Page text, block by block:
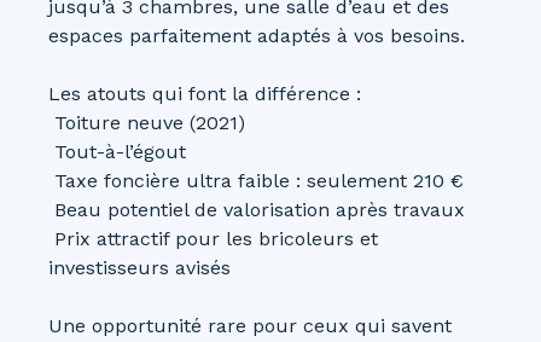
jusqu’à 3 chambres, une salle d’eau et des
espaces parfaitement adaptés à vos besoins.
Les atouts qui font la différence :
Toiture neuve (2021)
Tout-à-l’égout
Taxe foncière ultra faible : seulement 210 €
Beau potentiel de valorisation après travaux
Prix attractif pour les bricoleurs et
investisseurs avisés
Une opportunité rare pour ceux qui savent